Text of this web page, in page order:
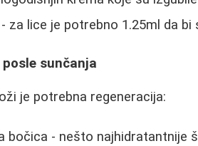
za lice je potrebno 1.25ml da
sunčanja
je potrebna regeneracija:
bočica - nešto najhidratantnije